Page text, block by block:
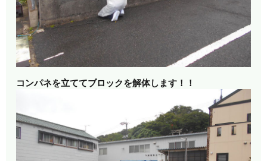
コンパネを立ててブロックを解体します！！